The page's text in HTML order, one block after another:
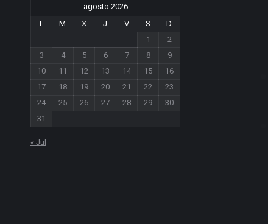
agosto 2026
L
M X J V S
D
1
2
3
4 5 6 7 8
9
10
11 12 13 14 15
16
17
18 19 20 21 22
23
24
25 26 27 28 29
30
31
« Jul